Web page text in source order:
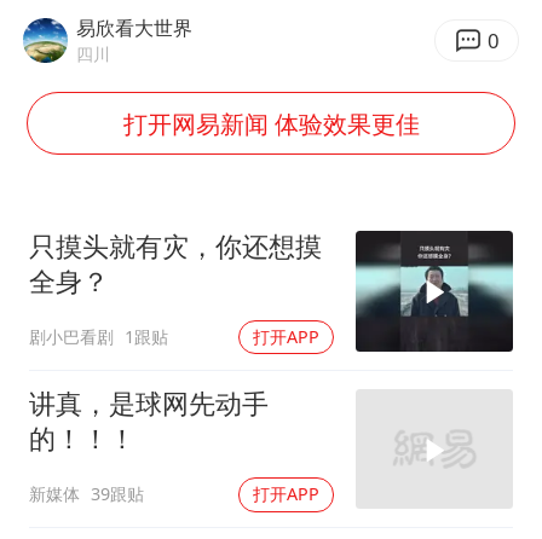
弹药库存告急 美军补货难
余承东口误将24999元电脑报成2499
李嫣近照曝光
总书记关心百姓身边这些民生大事
易欣看大世界
四川 0
打开网易新闻 体验效果更佳
只摸头就有灾，你还想摸
全身？
剧小巴看剧 1跟贴 打开APP
讲真，是球网先动手
的！！！
新媒体 39跟贴 打开APP